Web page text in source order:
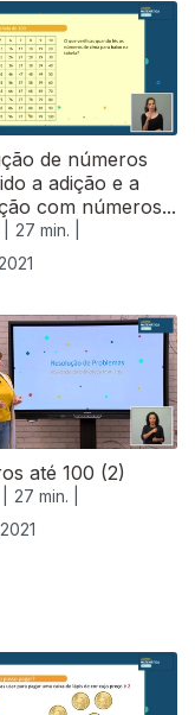
de números
a adição e a
com números...
27 min. |
até 100 (2)
27 min. |